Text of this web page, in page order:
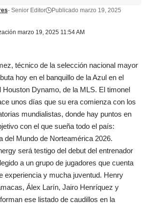
marzo 19, 2025 11:54 AM
- Senior Editor
Publicado marzo 19, 2025
técnico de la selección nacional mayor
hoy en el banquillo de la Azul en el
Houston Dynamo, de la MLS. El timonel
unos días que su era comienza con los
mundialistas, donde hay puntos en
con el que sueña todo el país:
del Mundo de Norteamérica 2026.
será testigo del debut del entrenador
a un grupo de jugadores que cuenta
experiencia y mucha juventud. Henry
Álex Larín, Jairo Henríquez y
ese listado de caudillos en la